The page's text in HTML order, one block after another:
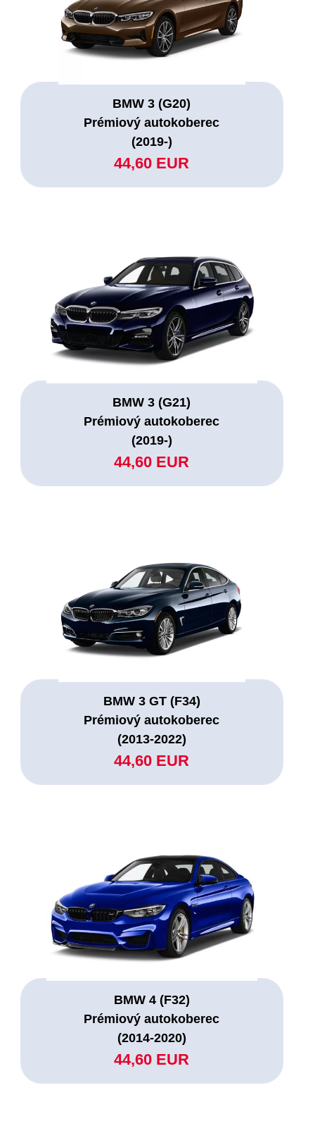
BMW 3 (G20)
Prémiový autokoberec
(2019-)
44,60 EUR
BMW 3 (G21)
Prémiový autokoberec
(2019-)
44,60 EUR
BMW 3 GT (F34)
Prémiový autokoberec
(2013-2022)
44,60 EUR
BMW 4 (F32)
Prémiový autokoberec
(2014-2020)
44,60 EUR